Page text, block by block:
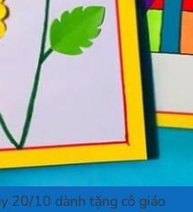
20/10 dành tặng cô giáo